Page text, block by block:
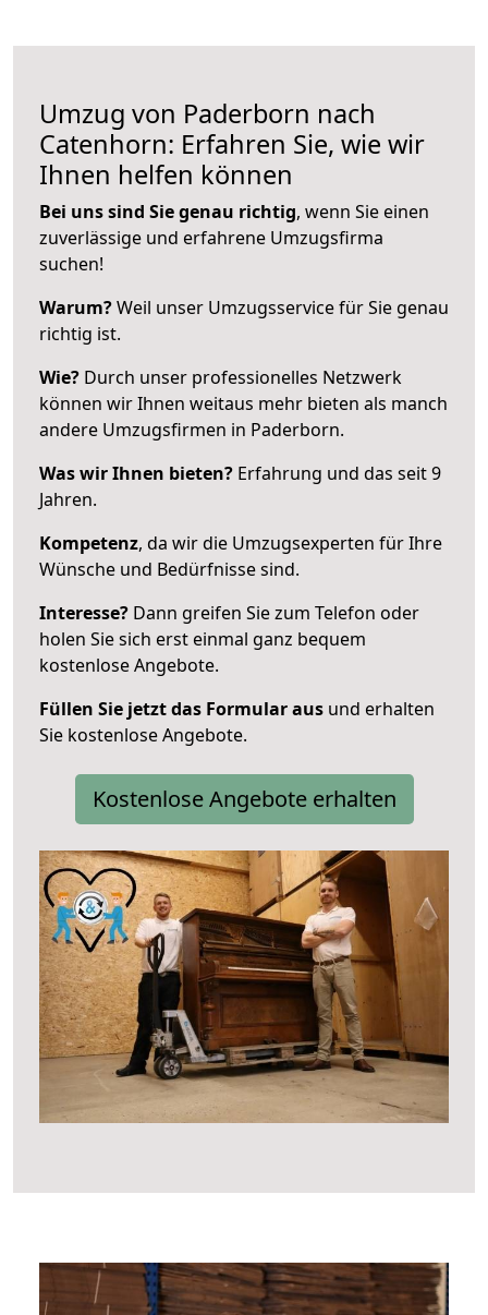
Umzug von Paderborn nach
Catenhorn: Erfahren Sie, wie wir
Ihnen helfen können
Bei uns sind Sie genau richtig, wenn Sie einen
zuverlässige und erfahrene Umzugsfirma
suchen!
Warum?Weil unser Umzugsservice für Sie genau
richtig ist.
Wie? Durch unser professionelles Netzwerk
können wir Ihnen weitaus mehr bieten als manch
andere Umzugsfirmen in Paderborn.
Was wir Ihnen bieten? Erfahrung und das seit 9
Jahren.
Kompetenz, da wir die Umzugsexperten für Ihre
Wünsche und Bedürfnisse sind.
Interesse? Dann greifen Sie zum Telefon oder
holen Sie sich erst einmal ganz bequem
kostenlose Angebote.
Füllen Sie jetzt das Formular aus und erhalten
Sie kostenlose Angebote.
Kostenlose Angebote erhalten